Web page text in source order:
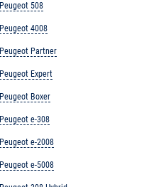
Peugeot 508
Peugeot 4008
Peugeot Partner
Peugeot Expert
Peugeot Boxer
Peugeot e-308
Peugeot e-2008
Peugeot e-5008